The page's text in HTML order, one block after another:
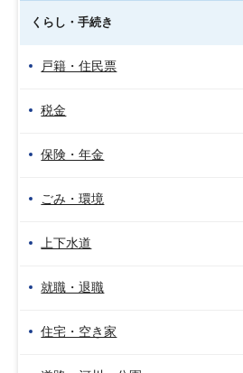
くらし・手続き
戸籍・住民票
税金
保険・年金
ごみ・環境
上下水道
就職・退職
住宅・空き家